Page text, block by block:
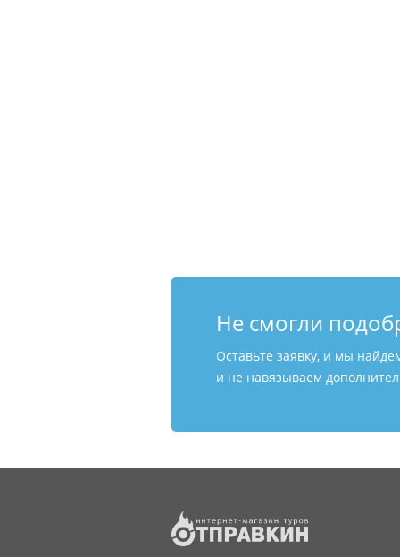
Не смогли
Оставьте заявку, и мы
и не навязываем